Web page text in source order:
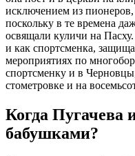
исключением из
поскольку в те времена
освящали куличи на
и как спортсменка,
мероприятиях по
спортсменку и в
стометровке и на
Когда Пугачева
бабушками?